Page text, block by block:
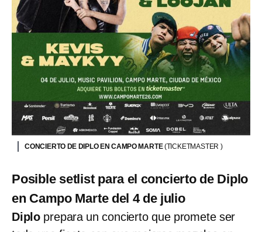
CONCIERTO DE DIPLO EN CAMPO MARTE(TICKETMASTER )
Posible setlist para el concierto de Diplo
en Campo Marte del 4 de julio
Diplo prepara un concierto que promete ser